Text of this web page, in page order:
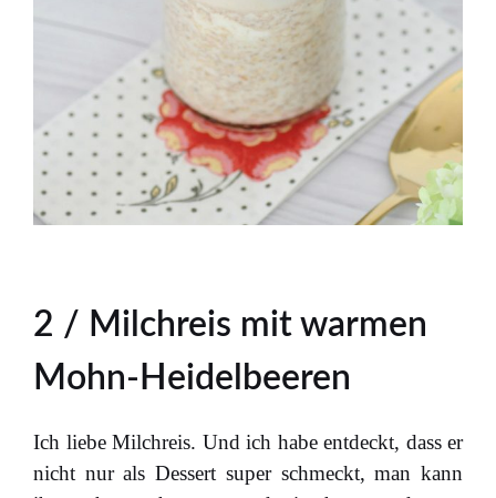
2 / Milchreis mit warmen
Mohn-Heidelbeeren
Ich liebe Milchreis. Und ich habe entdeckt, dass er
nicht nur als Dessert super schmeckt, man kann